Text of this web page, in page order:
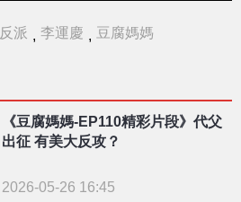
反派 , 李運慶 , 豆腐媽媽
《豆腐媽媽-EP110精彩片段》代父
出征 有美大反攻？
2026-05-26 16:45